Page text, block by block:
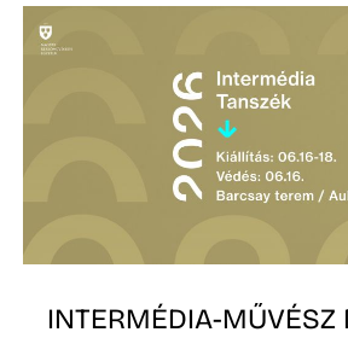
INTERMÉDIA-MŰVÉSZ